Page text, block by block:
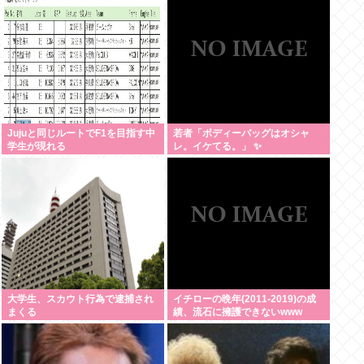
Jujuと同じルートでF1を目指す中
学生が現れる
若者「ボディーバッグはオシャ
レ。イケてる。」 ✨
大学生、スカウト行為で逮捕され
まくる
イチローの晩年(2011-2019)の成
績、流石に擁護できないwww